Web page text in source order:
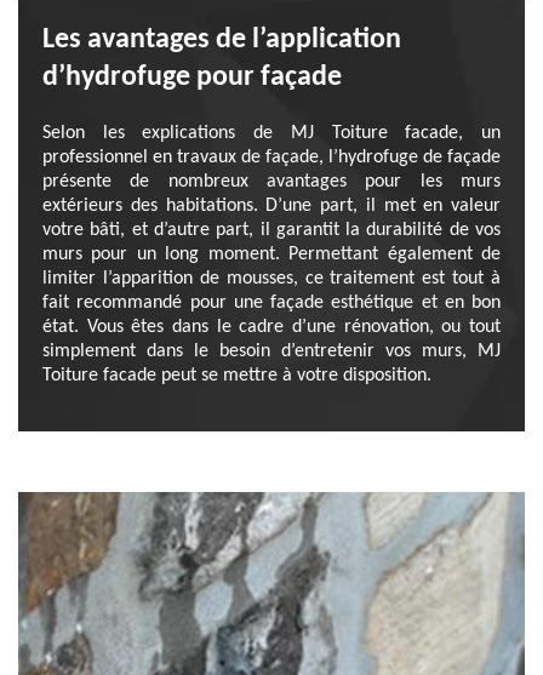
Les avantages de l’application
d’hydrofuge pour façade
Selon les explications de MJ Toiture facade, un
professionnel en travaux de façade, l’hydrofuge de façade
présente de nombreux avantages pour les murs
extérieurs des habitations. D’une part, il met en valeur
votre bâti, et d’autre part, il garantit la durabilité de vos
murs pour un long moment. Permettant également de
limiter l’apparition de mousses, ce traitement est tout à
fait recommandé pour une façade esthétique et en bon
état. Vous êtes dans le cadre d’une rénovation, ou tout
simplement dans le besoin d’entretenir vos murs, MJ
Toiture facade peut se mettre à votre disposition.